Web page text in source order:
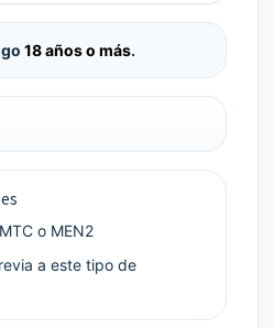
18 años o más.
o MEN2
a este tipo de